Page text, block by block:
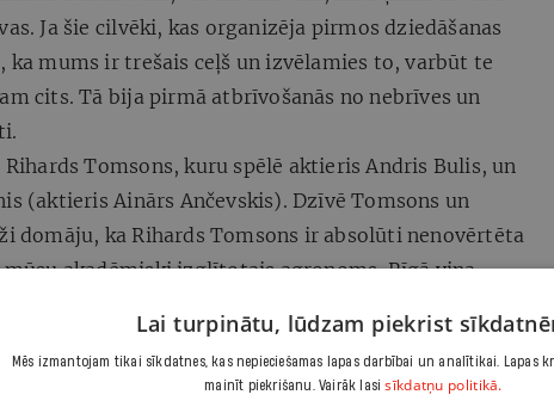
Ja šie cilvēki, kas organizēja pirmos dziedāšanas
ka mums ir trešais ceļš un izvēlamies to, varbūt te
cits. Tā bija pirmā atbrīvošanās no nebrīves un
Tomsons, kuru spēlē aktieris Andris Bulis, un
(aktieris Ainārs Ančevskis). Dzīvē Tomsons un
domāju, ka Rihards Tomsons ir absolūti nenovērtēta
akadēmiski izglītotais agronoms. Rīgā viņa
Tomsona ieliņa. Reiz Aizkrauklē, pilsētā, kura ilgu
pieminekli un saucās par Stučku, teicu, ka te
Tomsonam, jo viņš nācis no turienes. Bez viņa
Lai turpinātu, lūdzam piekrist
Mēs izmantojam tikai sīkdatnes, kas nepieciešamas lapas darbībai un analītikai. Lapas
mainīt piekrišanu. Vairāk lasisīkdatņu politikā.